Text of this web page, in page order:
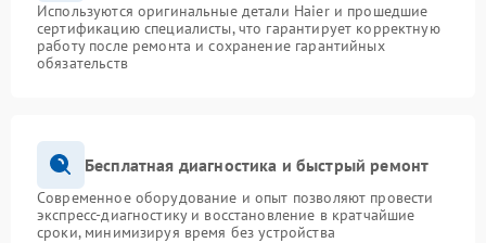
Используются оригинальные детали Haier и прошедшие
сертификацию специалисты, что гарантирует корректную
работу после ремонта и сохранение гарантийных
обязательств
Бесплатная диагностика и быстрый ремонт
Современное оборудование и опыт позволяют провести
экспресс-диагностику и восстановление в кратчайшие
сроки, минимизируя время без устройства